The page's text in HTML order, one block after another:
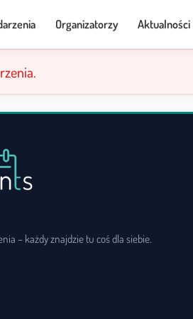
Organizatorzy Aktualności
– każdy znajdzie tu coś dla siebie.